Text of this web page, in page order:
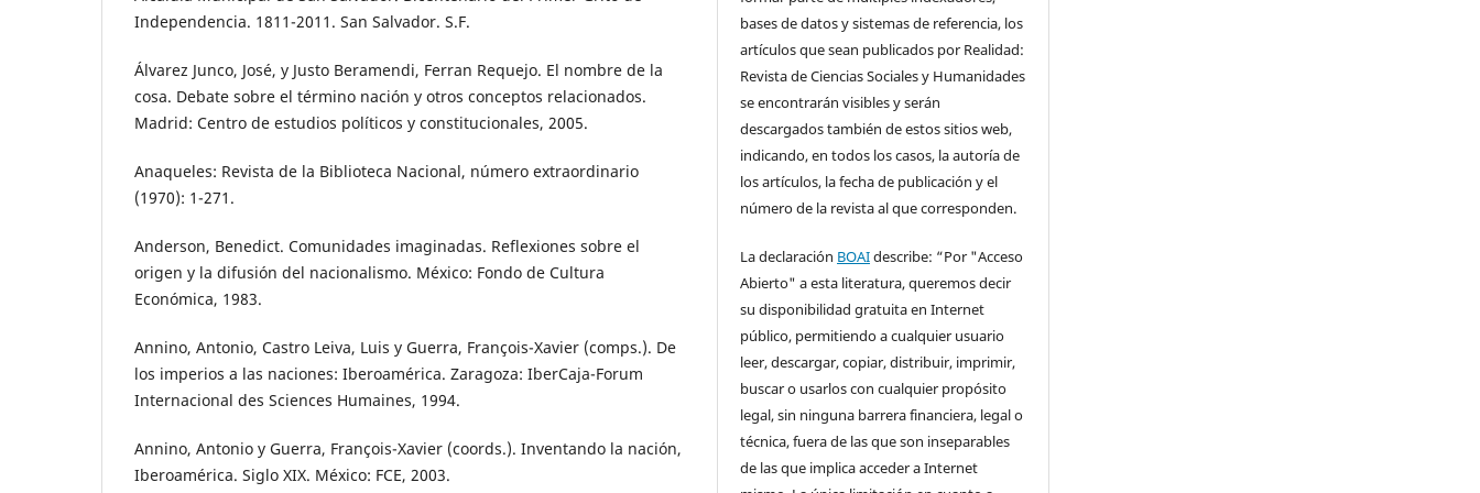
Independencia. 1811-2011. San Salvador. S.F.
Álvarez Junco, José, y Justo Beramendi, Ferran Requejo. El nombre de la
cosa. Debate sobre el término nación y otros conceptos relacionados.
Madrid: Centro de estudios políticos y constitucionales, 2005.
Anaqueles: Revista de la Biblioteca Nacional, número extraordinario
(1970): 1-271.
Anderson, Benedict. Comunidades imaginadas. Reflexiones sobre el
origen y la difusión del nacionalismo. México: Fondo de Cultura
Económica, 1983.
Annino, Antonio, Castro Leiva, Luis y Guerra, François-Xavier (comps.). De
los imperios a las naciones: Iberoamérica. Zaragoza: IberCaja-Forum
Internacional des Sciences Humaines, 1994.
Annino, Antonio y Guerra, François-Xavier (coords.). Inventando la nación,
Iberoamérica. Siglo XIX. México: FCE, 2003.
bases de datos y sistemas de referencia, los
artículos que sean publicados por Realidad:
Revista de Ciencias Sociales y Humanidades
se encontrarán visibles y serán
descargados también de estos sitios web,
indicando, en todos los casos, la autoría de
los artículos, la fecha de publicación y el
número de la revista al que corresponden.
La declaración BOAIdescribe: “Por "Acceso
Abierto" a esta literatura, queremos decir
su disponibilidad gratuita en Internet
público, permitiendo a cualquier usuario
leer, descargar, copiar, distribuir, imprimir,
buscar o usarlos con cualquier propósito
legal, sin ninguna barrera financiera, legal o
técnica, fuera de las que son inseparables
de las que implica acceder a Internet